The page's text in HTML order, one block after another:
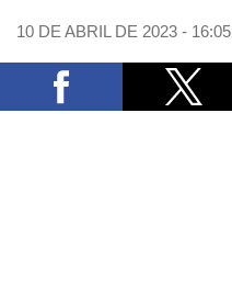
10 DE ABRIL DE 2023 - 16:05